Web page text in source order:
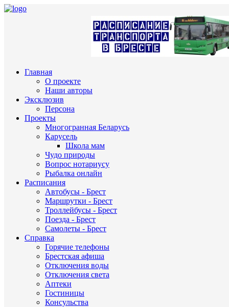
Главная
О проекте
Наши авторы
Эксклюзив
Персона
Проекты
Многогранная Беларусь
Карусель
Школа мам
Чудо природы
Вопрос нотариусу
Рыбалка онлайн
Расписания
Автобусы - Брест
Маршрутки - Брест
Троллейбусы - Брест
Поезда - Брест
Самолеты - Брест
Справка
Горячие телефоны
Брестская афиша
Отключения воды
Отключения света
Аптеки
Гостиницы
Консульства